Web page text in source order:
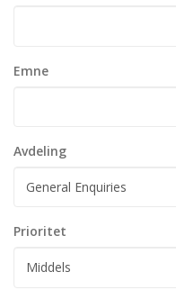
Emne
Avdeling
Prioritet